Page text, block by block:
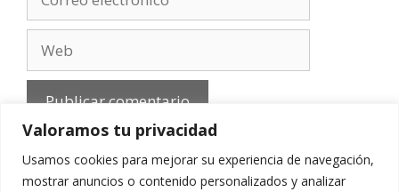
Valoramos tu privacidad
Usamos cookies para mejorar su experiencia de navegación,
mostrar anuncios o contenido personalizados y analizar
electrónico